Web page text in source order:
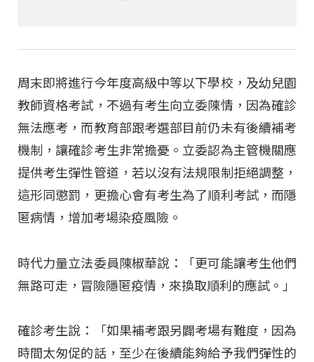
周末即將進行今年度高級中等以下學校，及幼兒園
教師資格考試，不過有考生向立委陳情，因為確診
無法應考，而教育部跟考選部目前仍未有後續補考
機制，讓確診考生非常擔憂。立委認為主管機關應
提供考生彈性管道，若以沒有法規限制拒絕調整，
這形同懲罰，更擔心會有考生為了順利考試，而隱
匿病情，增加考場染疫風險。
時代力量立法委員陳椒華說：「更可能讓考生他們
無路可走，冒險隱匿疫情，來換取順利的應試。」
確診考生說：「如果補考跟另闢考場有難度，因為
時間太匆促的話，至少在後續能夠給予我們彈性的